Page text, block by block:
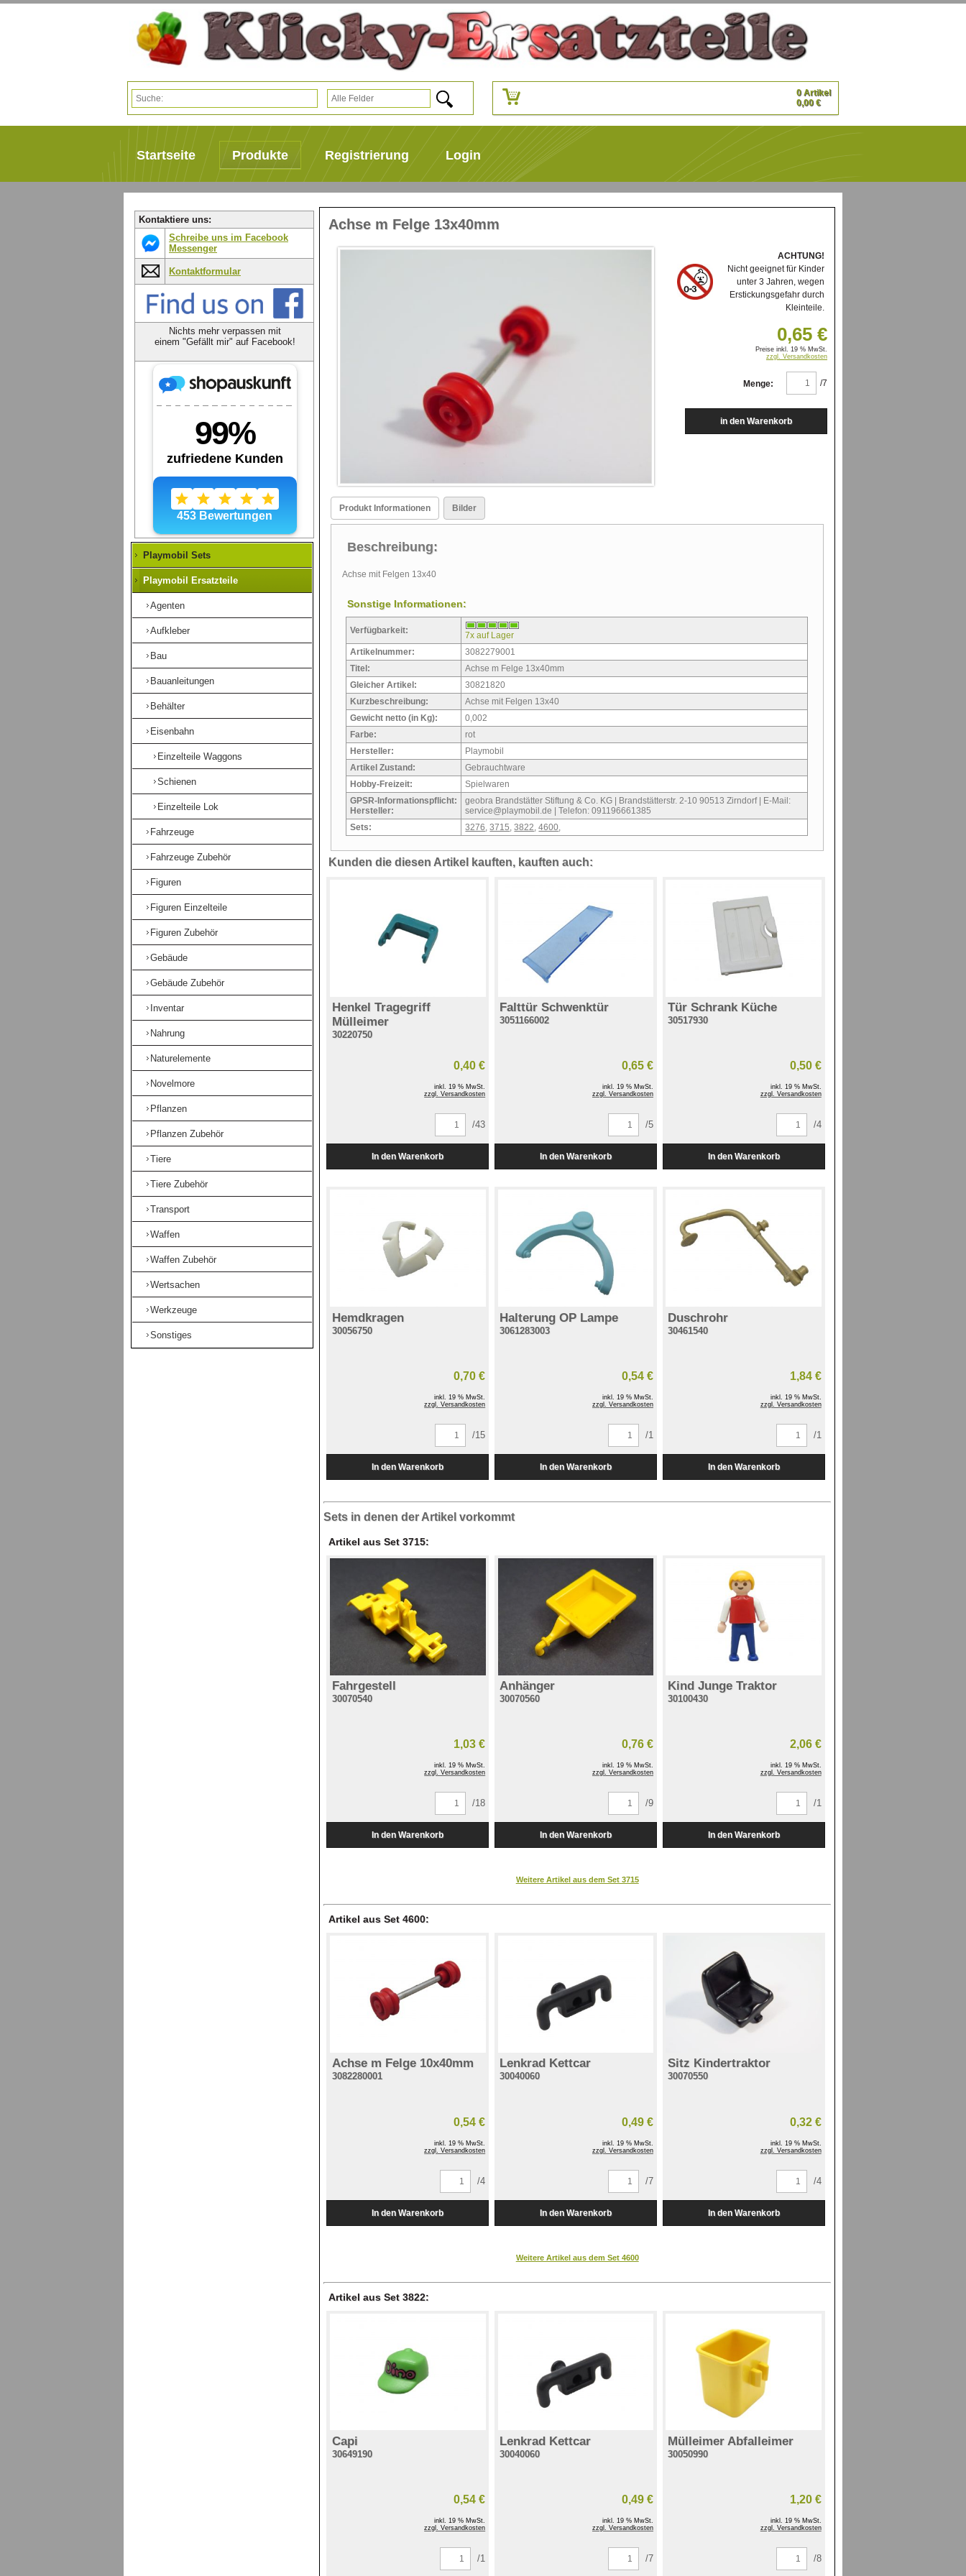
0 Artikel
0,00 €
Startseite Produkte Registrierung Login
Achse m Felge 13x40mm
ACHTUNG!
Nicht geeignet für Kinder
unter 3 Jahren, wegen
Erstickungsgefahr durch
Kleinteile.
0,65 €
Preise inkl. 19 % MwSt.
zzgl. Versandkosten
Menge: /7
Produkt Informationen Bilder
Beschreibung:
Achse mit Felgen 13x40
Sonstige Informationen:
Verfügbarkeit:
7x auf Lager
Artikelnummer:
3082279001
Titel:
Achse m Felge 13x40mm
Gleicher Artikel:
30821820
Kurzbeschreibung:
Achse mit Felgen 13x40
Gewicht netto (in Kg):
0,002
Farbe:
rot
Hersteller:
Playmobil
Artikel Zustand:
Gebrauchtware
Hobby-Freizeit:
Spielwaren
GPSR-Informationspflicht:
Hersteller:
geobra Brandstätter Stiftung & Co. KG | Brandstätterstr. 2-10 90513 Zirndorf | E-Mail:
service@playmobil.de | Telefon: 091196661385
Sets:
3276,3715,3822,4600,
Kunden die diesen Artikel kauften, kauften auch:
Henkel Tragegriff
Mülleimer
30220750
0,40 €
inkl. 19 % MwSt.
zzgl. Versandkosten
/43
Falttür Schwenktür
3051166002
0,65 €
inkl. 19 % MwSt.
zzgl. Versandkosten
/5
Tür Schrank Küche
30517930
0,50 €
inkl. 19 % MwSt.
zzgl. Versandkosten
/4
Hemdkragen
30056750
0,70 €
inkl. 19 % MwSt.
zzgl. Versandkosten
/15
Halterung OP Lampe
3061283003
0,54 €
inkl. 19 % MwSt.
zzgl. Versandkosten
/1
Duschrohr
30461540
1,84 €
inkl. 19 % MwSt.
zzgl. Versandkosten
/1
Sets in denen der Artikel vorkommt
Artikel aus Set 3715:
Fahrgestell
30070540
1,03 €
inkl. 19 % MwSt.
zzgl. Versandkosten
/18
Anhänger
30070560
0,76 €
inkl. 19 % MwSt.
zzgl. Versandkosten
/9
Kind Junge Traktor
30100430
2,06 €
inkl. 19 % MwSt.
zzgl. Versandkosten
/1
Weitere Artikel aus dem Set 3715
Artikel aus Set 4600:
Achse m Felge 10x40mm
3082280001
0,54 €
inkl. 19 % MwSt.
zzgl. Versandkosten
/4
Lenkrad Kettcar
30040060
0,49 €
inkl. 19 % MwSt.
zzgl. Versandkosten
/7
Sitz Kindertraktor
30070550
0,32 €
inkl. 19 % MwSt.
zzgl. Versandkosten
/4
Weitere Artikel aus dem Set 4600
Artikel aus Set 3822:
Capi
30649190
0,54 €
inkl. 19 % MwSt.
zzgl. Versandkosten
/1
Lenkrad Kettcar
30040060
0,49 €
inkl. 19 % MwSt.
zzgl. Versandkosten
/7
Mülleimer Abfalleimer
30050990
1,20 €
inkl. 19 % MwSt.
zzgl. Versandkosten
/8
Kontaktiere uns:
Schreibe uns im Facebook
Messenger
Kontaktformular
Nichts mehr verpassen mit
einem "Gefällt mir" auf Facebook!
Playmobil Sets
Playmobil Ersatzteile
Agenten
Aufkleber
Bau
Bauanleitungen
Behälter
Eisenbahn
Einzelteile Waggons
Schienen
Einzelteile Lok
Fahrzeuge
Fahrzeuge Zubehör
Figuren
Figuren Einzelteile
Figuren Zubehör
Gebäude
Gebäude Zubehör
Inventar
Nahrung
Naturelemente
Novelmore
Pflanzen
Pflanzen Zubehör
Tiere
Tiere Zubehör
Transport
Waffen
Waffen Zubehör
Wertsachen
Werkzeuge
Sonstiges